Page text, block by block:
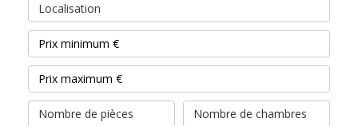
Localisation
Nombre de pièces Nombre de chambres